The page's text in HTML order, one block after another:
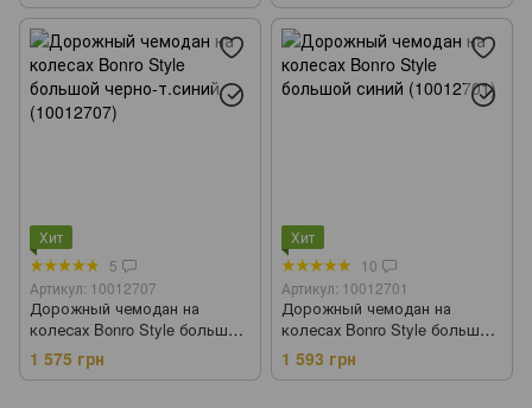
Хит
5
Артикул: 10012707
Дорожный чемодан на
колесах Bonro Style большой
черно-т.синий (10012707)
1 575 грн
Хит
10
Артикул: 10012701
Дорожный чемодан на
колесах Bonro Style большой
синий (10012701)
1 593 грн